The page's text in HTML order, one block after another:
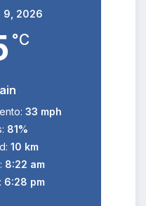
9, 2026
°C
33 mph
81%
10 km
8:22 am
6:28 pm